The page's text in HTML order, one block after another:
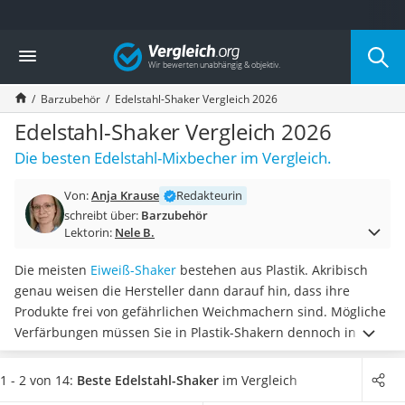
Die beliebtesten Vergleiche nach Kategorie
Haushalt
Wassersprudler
Zentralstaubsauger
Brotbackautomat
Wischroboter
Wäschespinne
Spülmaschinentabs
Akku-Staubsauger
AEG-Waschmaschine
Saug-Wisch-Roboter
Handstaubsauger
Milchaufschäumer
Kondenstrockner
Reiskocher
Vergleich
Barzubehör Edelstahl-Shaker Vergleich 2026
Edelstahl-Shaker Vergleich 2026
Die besten Edelstahl-Mixbecher im Vergleich.
Von:Anja Krause
Redakteurin
schreibt über: Barzubehör
Lektorin: Nele B.
Die meisten Eiweiß-Shaker bestehen aus Plastik. Akribisch
genau weisen die Hersteller dann darauf hin, dass ihre
Produkte frei von gefährlichen Weichmachern sind. Mögliche
Verfärbungen müssen Sie in Plastik-Shakern dennoch in Kauf
nehmen. Mit einemEdelstahl-Shaker sind Sie vor
Verfärbungen und einem unangenehmen Geruch gefeit
1 - 2 von 14: Beste Edelstahl-Shaker im Vergleich